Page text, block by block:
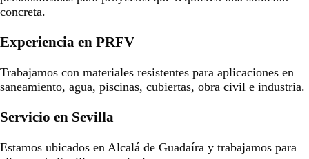
concreta.
Experiencia en PRFV
Trabajamos con materiales resistentes para aplicaciones en
saneamiento, agua, piscinas, cubiertas, obra civil e industria.
Servicio en Sevilla
Estamos ubicados en Alcalá de Guadaíra y trabajamos para